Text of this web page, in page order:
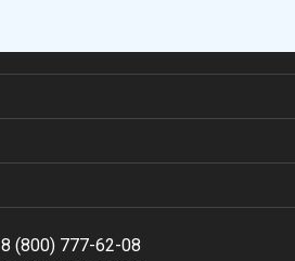
8 (800) 777-62-08